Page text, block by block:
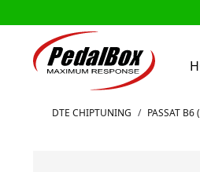
Zum Inhalt springen
DTE CHIPTUNING / PASSAT B6